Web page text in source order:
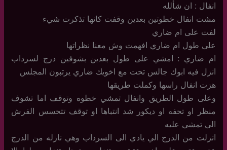
انفال : ان شألله
مشت انفال خطوتين بعدين وقفت كانها تذكرت شيء
لفت على ام ضاري
على طول ام ضاري افهمت وش معنا نظراتها
ام ضاري : امشي على طول بعدين بشوفين درج لسرداب
انزل فيه ابوك جالس تحت مع اخويك ضاري يرتبون المجلس
هزت انفال راسها وكملت طريقها
وعلى طول الطريق وانفال تمشي خطوه وتوقف اما تشوف
منظر او تحفه او ديكور شد انتباها او توقف تتحسس الفرش
الي تمشي عليه
انزلت من الدرج الي يادي الى السرداب وهي نازله من الدرج